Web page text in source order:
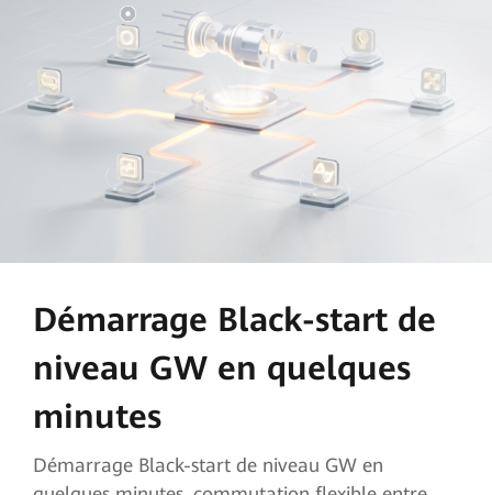
Démarrage Black-start de
niveau GW en quelques
minutes
Démarrage Black-start de niveau GW en